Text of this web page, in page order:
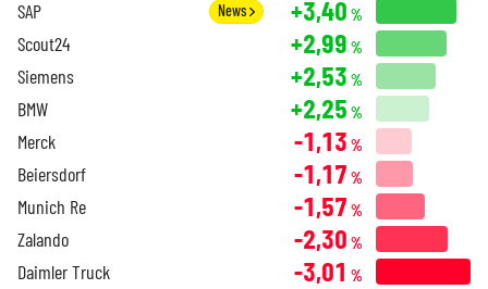
SAP News +3,40 %
Scout24 +2,99 %
Siemens +2,53 %
BMW +2,25 %
Merck -1,13 %
Beiersdorf -1,17 %
Munich Re -1,57 %
Zalando -2,30 %
Daimler Truck -3,01 %